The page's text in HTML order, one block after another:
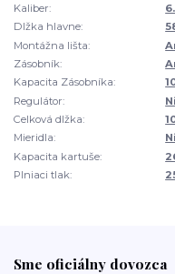
Kaliber:
Dlžka hlavne:
Montážna lišta:
Zásobník:
Kapacita Zásobníka:
Regulátor:
Celková dlžka:
Mieridla:
Kapacita kartuše:
Plniaci tlak:
Sme oficiálny dovozca